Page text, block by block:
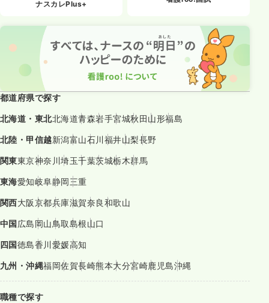
ナスカレPlus+
都道府県で探す
北海道・東北北海道青森岩手宮城秋田山形福島
北陸・甲信越新潟富山石川福井山梨長野
関東東京神奈川埼玉千葉茨城栃木群馬
東海愛知岐阜静岡三重
関西大阪京都兵庫滋賀奈良和歌山
中国広島岡山鳥取島根山口
四国徳島香川愛媛高知
九州・沖縄福岡佐賀長崎熊本大分宮崎鹿児島沖縄
職種で探す